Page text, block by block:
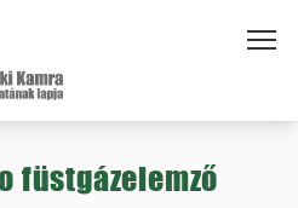
füstgázelemző